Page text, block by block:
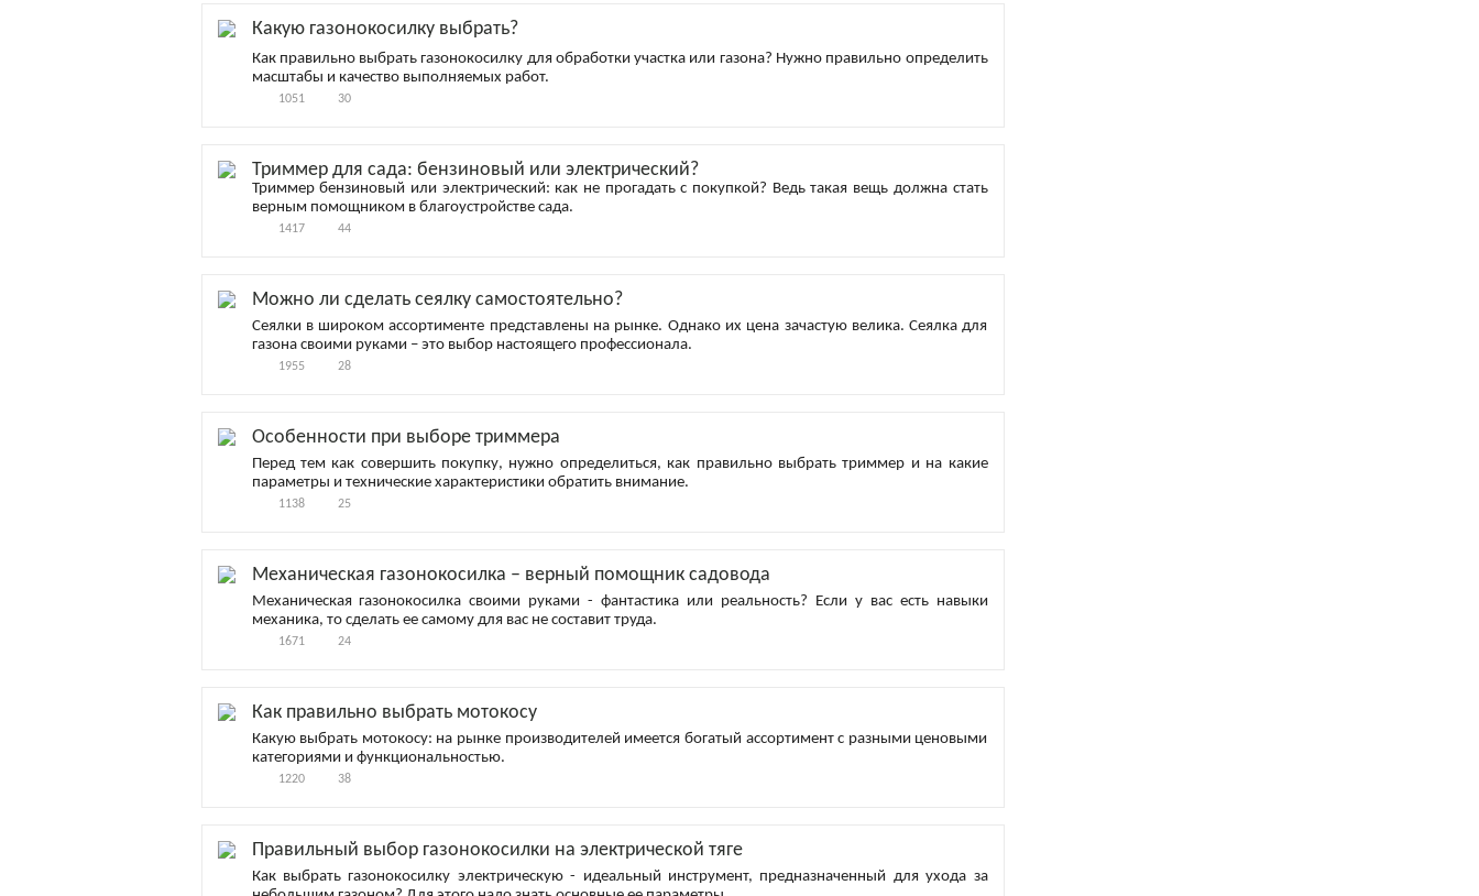
Какую газонокосилку выбрать?
Как правильно выбрать газонокосилку для обработки участка или газона? Нужно правильно определить
масштабы и качество выполняемых работ.
1051 30
Триммер для сада: бензиновый или электрический?
Триммер бензиновый или электрический: как не прогадать с покупкой? Ведь такая вещь должна стать
верным помощником в благоустройстве сада.
1417 44
Можно ли сделать сеялку самостоятельно?
Сеялки в широком ассортименте представлены на рынке. Однако их цена зачастую велика. Сеялка для
газона своими руками – это выбор настоящего профессионала.
1955 28
Особенности при выборе триммера
Перед тем как совершить покупку, нужно определиться, как правильно выбрать триммер и на какие
параметры и технические характеристики обратить внимание.
1138 25
Механическая газонокосилка – верный помощник садовода
Механическая газонокосилка своими руками - фантастика или реальность? Если у вас есть навыки
механика, то сделать ее самому для вас не составит труда.
1671 24
Как правильно выбрать мотокосу
Какую выбрать мотокосу: на рынке производителей имеется богатый ассортимент с разными ценовыми
категориями и функциональностью.
1220 38
Правильный выбор газонокосилки на электрической тяге
Как выбрать газонокосилку электрическую - идеальный инструмент, предназначенный для ухода за